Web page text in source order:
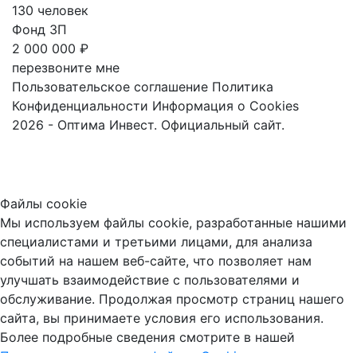
130 человек
Фонд ЗП
2 000 000 ₽
перезвоните мне
Пользовательское соглашение Политика
Конфиденциальности Информация о Cookies
2026 - Оптима Инвест. Официальный сайт.
Файлы cookie
Мы используем файлы cookie, разработанные нашими
специалистами и третьими лицами, для анализа
событий на нашем веб-сайте, что позволяет нам
улучшать взаимодействие с пользователями и
обслуживание. Продолжая просмотр страниц нашего
сайта, вы принимаете условия его использования.
Более подробные сведения смотрите в нашей